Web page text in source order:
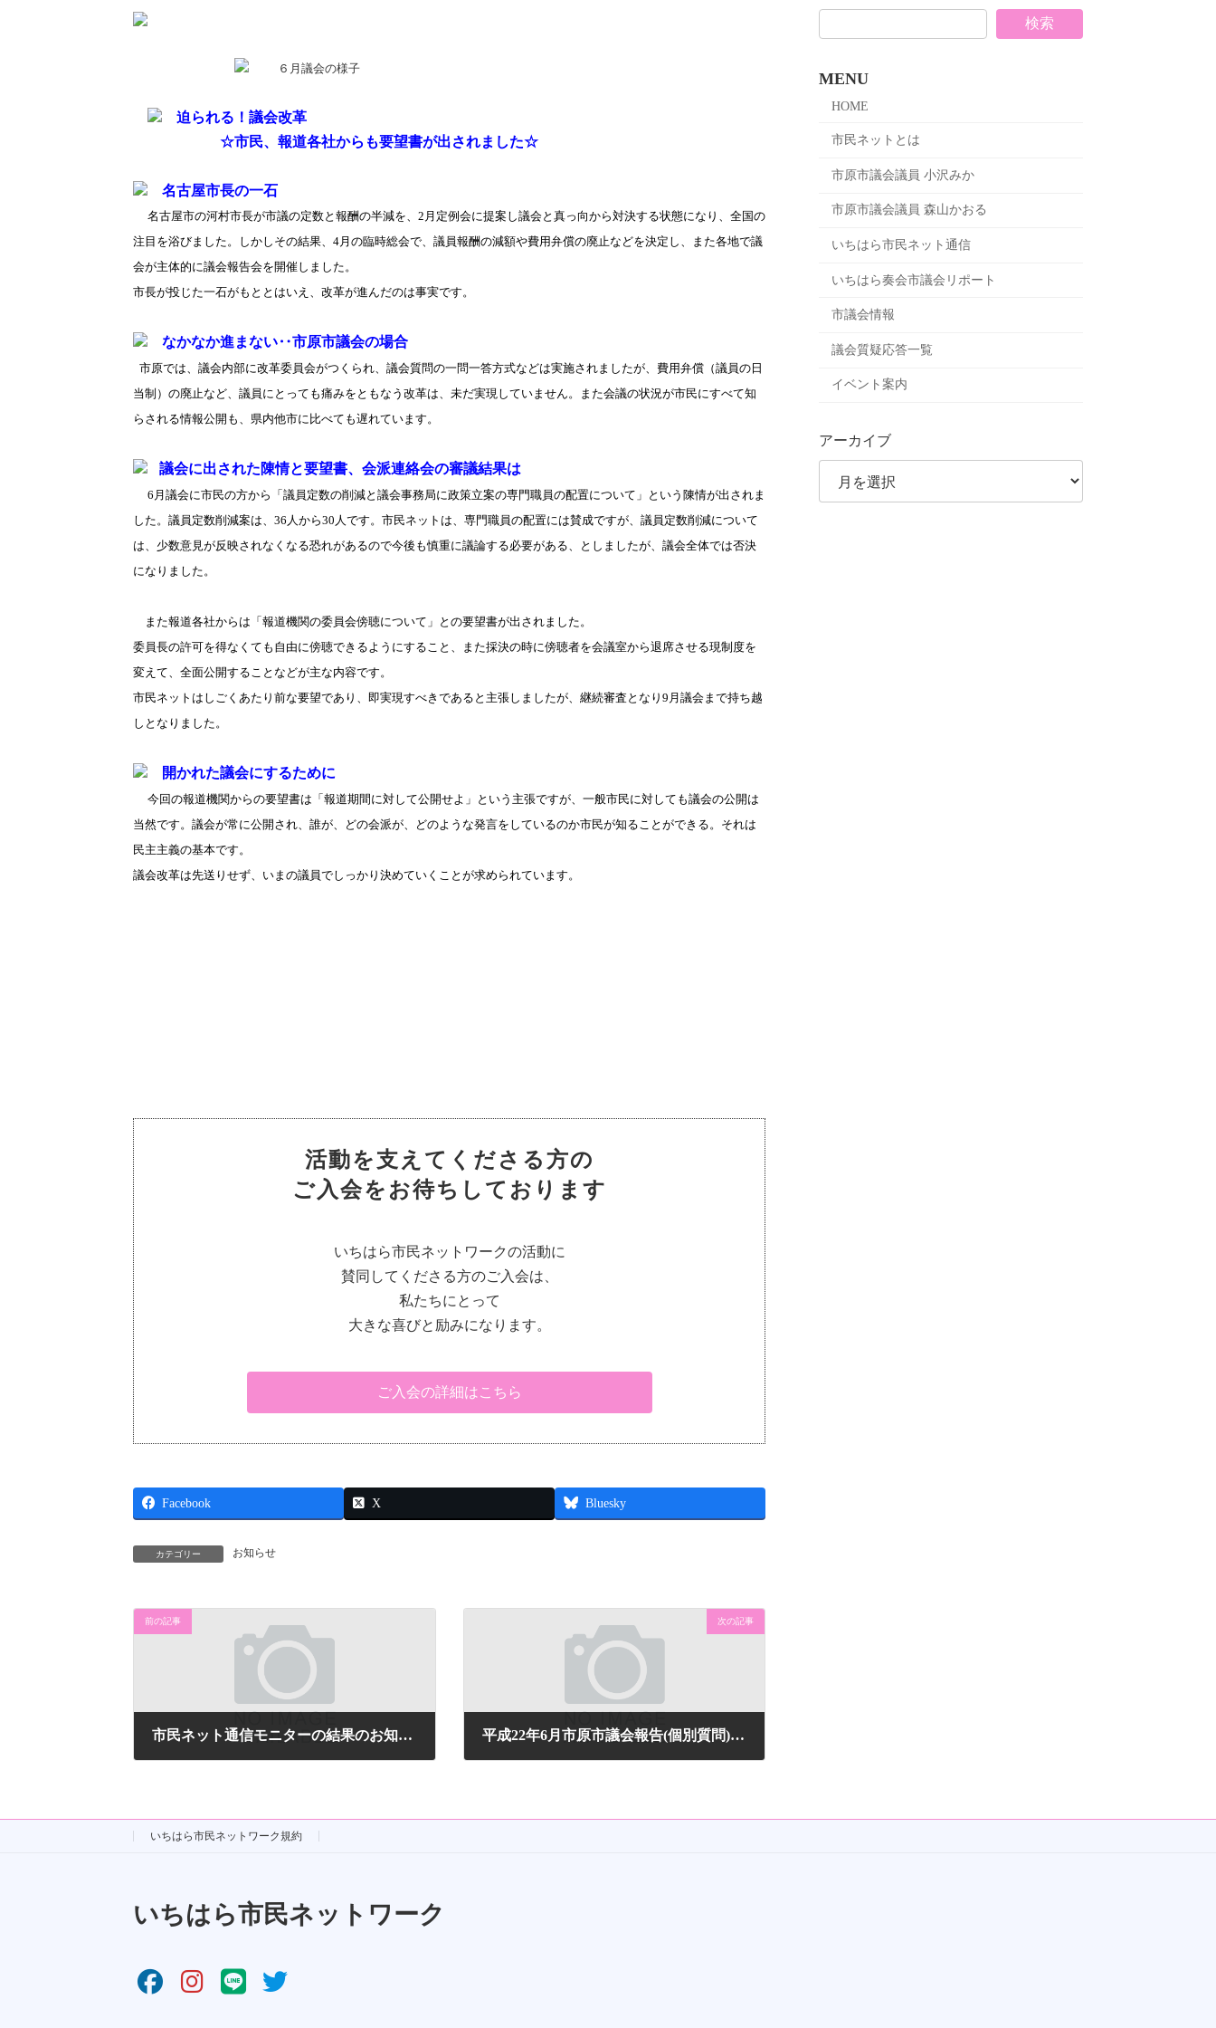
６月議会の様子
迫られる！議会改革
☆市民、報道各社からも要望書が出されました☆
名古屋市長の一石
名古屋市の河村市長が市議の定数と報酬の半減を、2月定例会に提案し議会と真っ向から対決する状態になり、全国の
注目を浴びました。しかしその結果、4月の臨時総会で、議員報酬の減額や費用弁償の廃止などを決定し、また各地で議
会が主体的に議会報告会を開催しました。
市長が投じた一石がもととはいえ、改革が進んだのは事実です。
なかなか進まない‥市原市議会の場合
市原では、議会内部に改革委員会がつくられ、議会質問の一問一答方式などは実施されましたが、費用弁償（議員の日
当制）の廃止など、議員にとっても痛みをともなう改革は、未だ実現していません。また会議の状況が市民にすべて知
らされる情報公開も、県内他市に比べても遅れています。
議会に出された陳情と要望書、会派連絡会の審議結果は
6月議会に市民の方から「議員定数の削減と議会事務局に政策立案の専門職員の配置について」という陳情が出されま
した。議員定数削減案は、36人から30人です。市民ネットは、専門職員の配置には賛成ですが、議員定数削減について
は、少数意見が反映されなくなる恐れがあるので今後も慎重に議論する必要がある、としましたが、議会全体では否決
になりました。
また報道各社からは「報道機関の委員会傍聴について」との要望書が出されました。
委員長の許可を得なくても自由に傍聴できるようにすること、また採決の時に傍聴者を会議室から退席させる現制度を
変えて、全面公開することなどが主な内容です。
市民ネットはしごくあたり前な要望であり、即実現すべきであると主張しましたが、継続審査となり9月議会まで持ち越
しとなりました。
開かれた議会にするために
今回の報道機関からの要望書は「報道期間に対して公開せよ」という主張ですが、一般市民に対しても議会の公開は
当然です。議会が常に公開され、誰が、どの会派が、どのような発言をしているのか市民が知ることができる。それは
民主主義の基本です。
議会改革は先送りせず、いまの議員でしっかり決めていくことが求められています。
活動を支えてくださる方の
ご入会をお待ちしております
いちはら市民ネットワークの活動に
賛同してくださる方のご入会は、
私たちにとって
大きな喜びと励みになります。
ご入会の詳細はこちら
Facebook X Bluesky
カテゴリー お知らせ
前の記事
市民ネット通信モニターの結果のお知らせ
次の記事
平成22年6月市原市議会報告(個別質問) 桑田なお子
検索
MENU
HOME
市民ネットとは
市原市議会議員 小沢みか
市原市議会議員 森山かおる
いちはら市民ネット通信
いちはら奏会市議会リポート
市議会情報
議会質疑応答一覧
イベント案内
アーカイブ
いちはら市民ネットワーク規約
いちはら市民ネットワーク